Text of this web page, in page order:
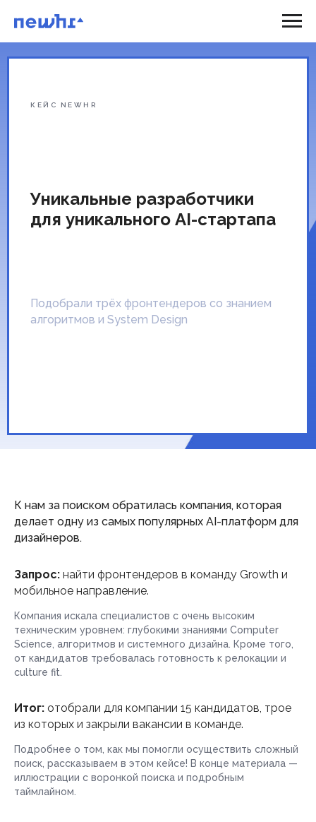
КЕЙС NEWHR
Уникальные разработчики
для уникального AI-стартапа
Подобрали трёх фронтендеров со знанием
алгоритмов и System Design
К нам за поиском обратилась компания, которая
делает одну из самых популярных AI-платформ для
дизайнеров.
Запрос: найти фронтендеров в команду Growth и
мобильное направление.
Компания искала специалистов с очень высоким
техническим уровнем: глубокими знаниями Computer
Science, алгоритмов и системного дизайна. Кроме того,
от кандидатов требовалась готовность к релокации и
culture fit.
Итог: отобрали для компании 15 кандидатов, трое
из которых и закрыли вакансии в команде.
Подробнее о том, как мы помогли осуществить сложный
поиск, рассказываем в этом кейсе! В конце материала —
иллюстрации с воронкой поиска и подробным
таймлайном.